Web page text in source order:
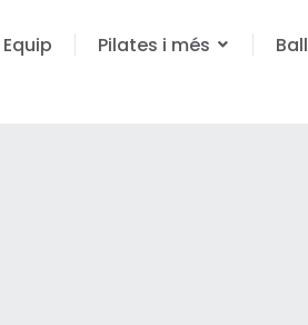
Equip Pilates i més Ball